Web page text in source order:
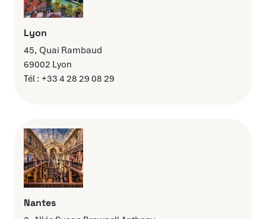
Lyon
45, Quai Rambaud
69002 Lyon
Tél : +33 4 28 29 08 29
Nantes